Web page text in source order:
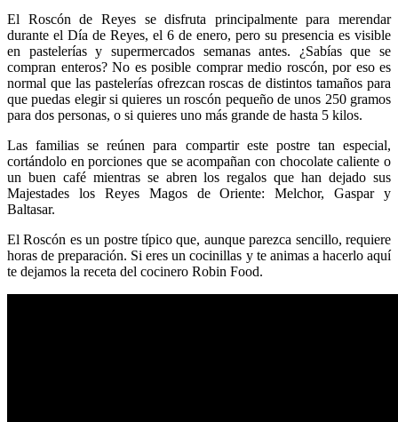
El Roscón de Reyes se disfruta principalmente para merendar
durante el Día de Reyes, el 6 de enero, pero su presencia es visible
en pastelerías y supermercados semanas antes. ¿Sabías que se
compran enteros? No es posible comprar medio roscón, por eso es
normal que las pastelerías ofrezcan roscas de distintos tamaños para
que puedas elegir si quieres un roscón pequeño de unos 250 gramos
para dos personas, o si quieres uno más grande de hasta 5 kilos.
Las familias se reúnen para compartir este postre tan especial,
cortándolo en porciones que se acompañan con chocolate caliente o
un buen café mientras se abren los regalos que han dejado sus
Majestades los Reyes Magos de Oriente: Melchor, Gaspar y
Baltasar.
El Roscón es un postre típico que, aunque parezca sencillo, requiere
horas de preparación. Si eres un cocinillas y te animas a hacerlo aquí
te dejamos la receta del cocinero Robin Food.